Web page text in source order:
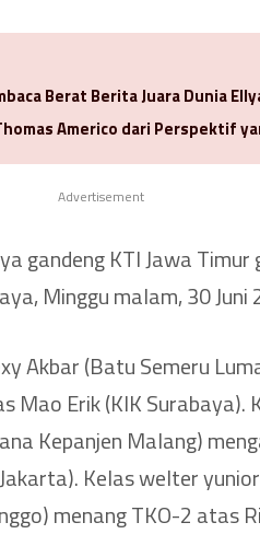
Berat Berita Juara Dunia
Americo dari Perspektif
Advertisement
gandeng KTI Jawa
Minggu malam, 30 Juni
Akbar (Batu Semeru
Mao Erik (KIK Surabaya).
Kepanjen Malang)
Kelas welter
menang TKO-2 atas